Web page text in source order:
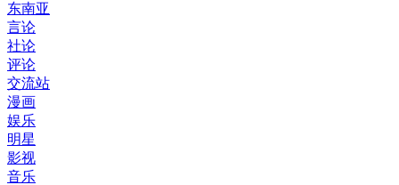
东南亚
言论
社论
评论
交流站
漫画
娱乐
明星
影视
音乐